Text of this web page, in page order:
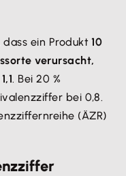
dass ein Produkt10
verursacht,
. Bei 20 %
bei 0,8.
(ÄZR)